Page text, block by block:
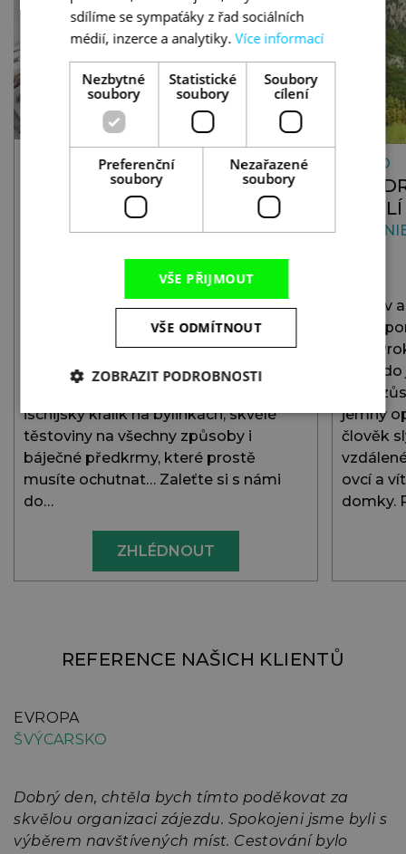
DOMÁCÍ KUCHYNĚ HOTELU
PARK IMPERIAL TERME NA
ISCHII V NOVÉM HÁVU
Domácí italská kuchyně v hotelu Park
Imperial Terme 4* vám zaručeně bude
chutnat. Užijete si jí nově navíc v nově
zrekonstruované restauraci v
ischijském stylu. K snídani omeleta od
ischijský králík na bylinkách, skvělé
těstoviny na všechny způsoby i
báječné předkrmy, které prostě
musíte ochutnat… Zaleťte si s námi
do…
ZHLÉDNOUT
VIDEO
Ráno v
tiše a
štíty
opírá
ještě
jemný
člověk
ovcí a
domky.
REFERENCE NAŠICH KLIENTŮ
EVROPA
ŠVÝCARSKO
Dobrý den, chtěla bych tímto poděkovat za
skvělou organizaci zájezdu. Spokojeni jsme byli s
výběrem navštívených míst. Cestování bylo
sdílíme se sympaťáky z řad sociálních
médií, inzerce a analytiky. Více informací
Nezbytné
soubory
Statistické
soubory
Soubory
cílení
Preferenční
soubory
Nezařazené
soubory
VŠE PŘIJMOUT
VŠE ODMÍTNOUT
ZOBRAZIT PODROBNOSTI